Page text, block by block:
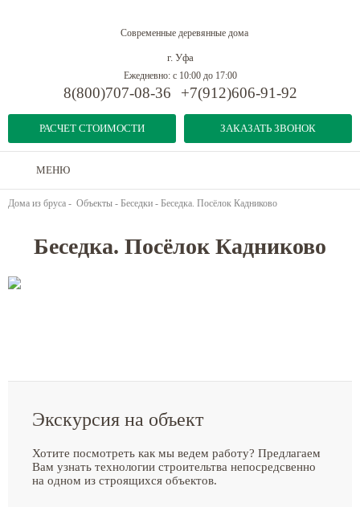
Современные деревянные дома
г. Уфа
РАСЧЕТ СТОИМОСТИ
Ежедневно: с 10:00 до 17:00
8(800)707-08-36 +7(912)606-91-92
ЗАКАЗАТЬ ЗВОНОК
МЕНЮ
Дома из бруса - Объекты - Беседки - Беседка. Посёлок Кадниково
Беседка. Посёлок Кадниково
Экскурсия на объект
Хотите посмотреть как мы ведем работу? Предлагаем
Вам узнать технологии строительтва непосредсвенно
на одном из строящихся объектов.